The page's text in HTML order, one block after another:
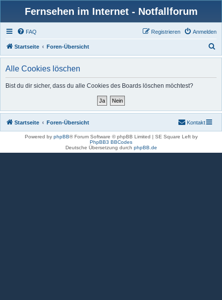
Fernsehen im Internet - Notfallforum
FAQ Anmelden
Registrieren
Startseite Foren-Übersicht
u
Alle Cookies löschen
Bist du dir sicher, dass du alle Cookies des Boards löschen möchtest?
Startseite Foren-Übersicht Kontakt
Powered by phpBB® Forum Software © phpBB Limited | SE Square Left by
PhpBB3 BBCodes
Deutsche Übersetzung durch phpBB.de